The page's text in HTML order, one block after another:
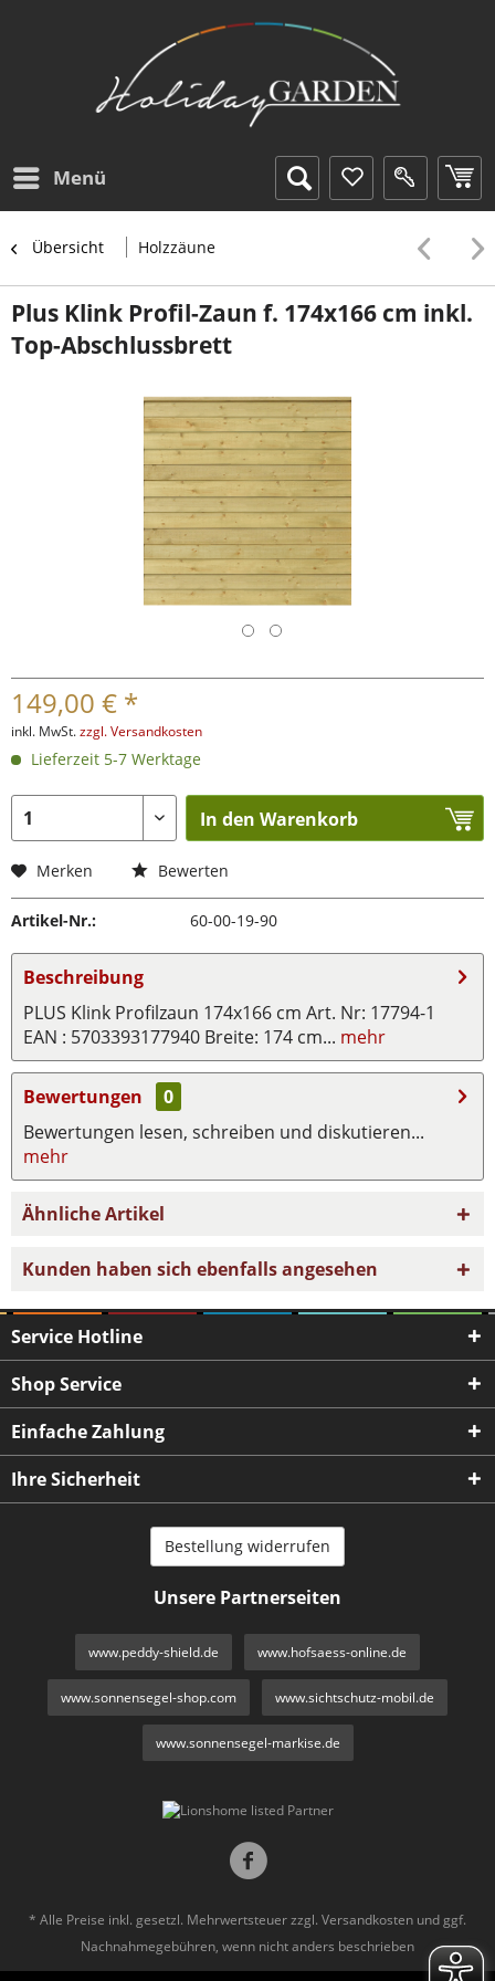
Menü
Übersicht Holzzäune
Plus Klink Profil-Zaun f. 174x166 cm inkl.
Top-Abschlussbrett
149,00 € *
inkl. MwSt.zzgl. Versandkosten
Lieferzeit 5-7 Werktage
In den Warenkorb
Merken Bewerten
Artikel-Nr.: 60-00-19-90
Beschreibung
PLUS Klink Profilzaun 174x166 cm Art. Nr: 17794-1
EAN : 5703393177940 Breite: 174 cm... mehr
Bewertungen
0
Bewertungen lesen, schreiben und diskutieren...
mehr
Ähnliche Artikel
Kunden haben sich ebenfalls angesehen
Service Hotline
Shop Service
Einfache Zahlung
Ihre Sicherheit
Bestellung widerrufen
Unsere Partnerseiten
www.peddy-shield.de www.hofsaess-online.de
www.sonnensegel-shop.com www.sichtschutz-mobil.de
www.sonnensegel-markise.de
* Alle Preise inkl. gesetzl. Mehrwertsteuer zzgl. Versandkosten und ggf.
Nachnahmegebühren, wenn nicht anders beschrieben